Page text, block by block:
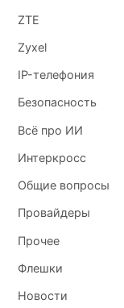
ZTE
Zyxel
IP-телефония
Безопасность
Всё про ИИ
Интеркросс
Общие вопросы
Провайдеры
Прочее
Флешки
Новости